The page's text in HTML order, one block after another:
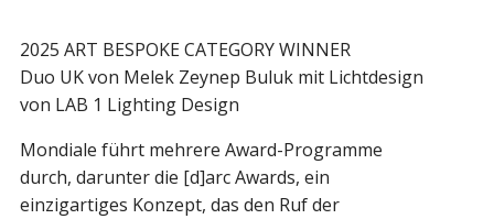
2025 ART BESPOKE CATEGORY WINNER
Duo UK von Melek Zeynep Buluk mit Lichtdesign
von LAB 1 Lighting Design
Mondiale führt mehrere Award-Programme
durch, darunter die [d]arc Awards, ein
einzigartiges Konzept, das den Ruf der